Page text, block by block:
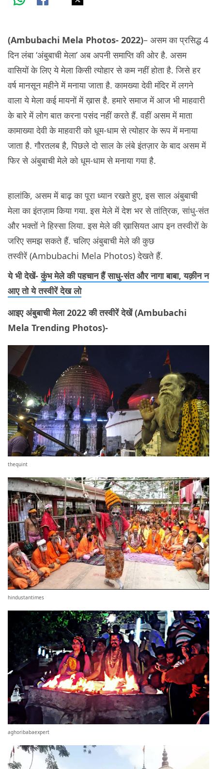
(Ambubachi Mela Photos- 2022)– असम का प्रसिद्ध 4
दिन लंबा ‘अंबुबाची मेला’ अब अपनी समाप्ति की ओर है. असम
वासियों के लिए ये मेला किसी त्योहार से कम नहीं होता है. जिसे हर
वर्ष मानसून महीने में मनाया जाता है. कामख्या देवी मंदिर में लगने
वाला ये मेला कई मायनों में ख़ास है. हमारे समाज में आज भी माहवारी
के बारे में लोग बात करना पसंद नहीं करते हैं. वहीं असम में माता
कामाख्या देवी के माहवारी को धूम-धाम से त्योहार के रूप में मनाया
जाता है. गौरतलब है, पिछले दो साल के लंबे इंतज़ार के बाद असम में
फिर से अंबुबाची मेले को धूम-धाम से मनाया गया है.
हालांकि, असम में बाढ़ का पूरा ध्यान रखते हुए, इस साल अंबुबाची
मेला का इंतज़ाम किया गया. इस मेले में देश भर से तांत्रिक, सांधु-संत
और भक्तों ने हिस्सा लिया. इस मेले की ख़ासियत आप इन तस्वीरों के
जरिए समझ सकते हैं. चलिए अंबुबाची मेले की कुछ
तस्वीरें (Ambubachi Mela Photos) देखते हैं.
ये भी देखें-कुंभ मेले की पहचान हैं साधु-संत और नागा बाबा, यक़ीन न
आए तो ये तस्वीरें देख लो
आइए अंबुबाची मेला 2022 की तस्वीरें देखें (Ambubachi
Mela Trending Photos)-
thequint
hindustantimes
aghoribabaexpert